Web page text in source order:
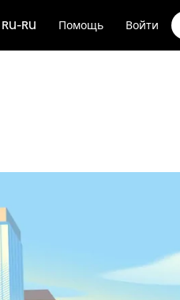
RU-RU Помощь Войти